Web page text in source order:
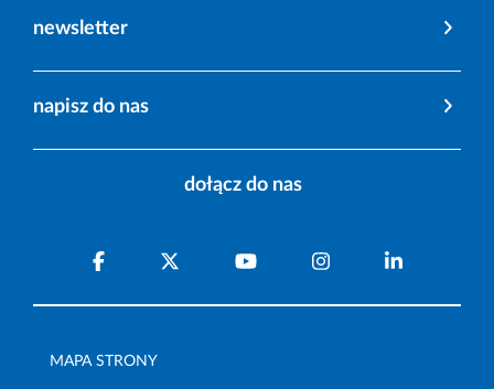
newsletter
napisz do nas
dołącz do nas
MAPA STRONY